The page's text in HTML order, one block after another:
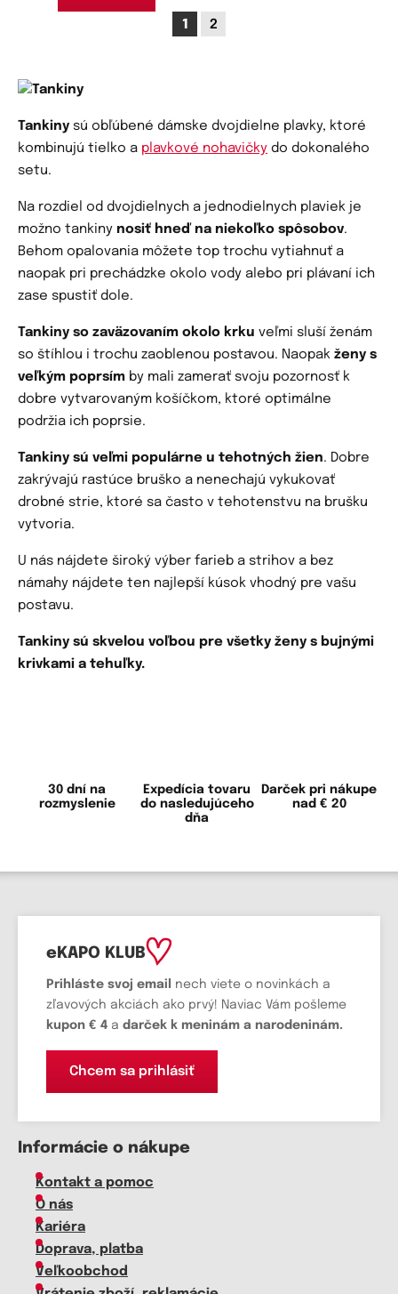
1 2
Tankiny sú obľúbené dámske dvojdielne plavky, ktoré
kombinujú tielko a plavkové nohavičky do dokonalého
setu.
Na rozdiel od dvojdielnych a jednodielnych plaviek je
možno tankiny nosiť hneď na niekoľko spôsobov.
Behom opalovania môžete top trochu vytiahnuť a
naopak pri prechádzke okolo vody alebo pri plávaní ich
zase spustiť dole.
Tankiny so zaväzovaním okolo krku veľmi sluší ženám
so štíhlou i trochu zaoblenou postavou. Naopak ženy s
veľkým poprsím by mali zamerať svoju pozornosť k
dobre vytvarovaným košíčkom, ktoré optimálne
podržia ich poprsie.
Tankiny sú veľmi populárne u tehotných žien. Dobre
zakrývajú rastúce bruško a nenechajú vykukovať
drobné strie, ktoré sa často v tehotenstvu na brušku
vytvoria.
U nás nájdete široký výber farieb a strihov a bez
námahy nájdete ten najlepší kúsok vhodný pre vašu
postavu.
Tankiny sú skvelou voľbou pre všetky ženy s bujnými
krivkami a tehuľky.
30 dní na
rozmyslenie
Expedícia tovaru
do nasledujúceho
dňa
Darček pri nákupe
nad € 20
eKAPO KLUB
Prihláste svoj email
nech viete o novinkách a
zľavových akciách ako prvý! Naviac Vám pošleme
kupon € 4 a darček k meninám a narodeninám.
Chcem sa prihlásiť
Informácie o nákupe
Kontakt a pomoc
O nás
Kariéra
Doprava, platba
Veľkoobchod